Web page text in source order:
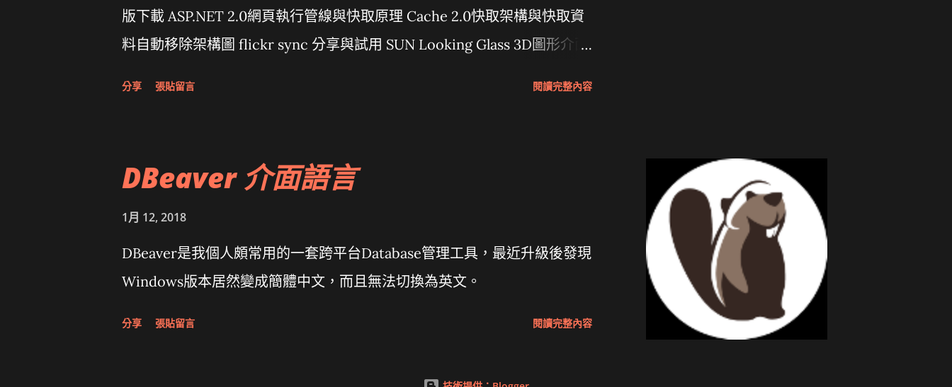
版下載 ASP.NET 2.0網頁執行管線與快取原理 Cache 2.0快取架構與快取資
料自動移除架構圖 flickr sync 分享與試用 SUN Looking Glass 3D圖形介面
分享 張貼留言 閱讀完整內容
DBeaver 介面語言
1月 12, 2018
DBeaver是我個人頗常用的一套跨平台Database管理工具，最近升級後發現
Windows版本居然變成簡體中文，而且無法切換為英文。
分享 張貼留言 閱讀完整內容